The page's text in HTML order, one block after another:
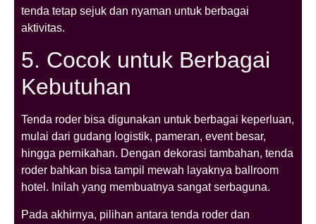
tenda tetap sejuk dan nyaman untuk berbagai
aktivitas.
5. Cocok untuk Berbagai
Kebutuhan
Tenda roder bisa digunakan untuk berbagai keperluan,
mulai dari gudang logistik, pameran, event besar,
hingga pernikahan. Dengan dekorasi tambahan, tenda
roder bahkan bisa tampil mewah layaknya ballroom
hotel. Inilah yang membuatnya sangat serbaguna.
Pada akhirnya, pilihan antara tenda roder dan